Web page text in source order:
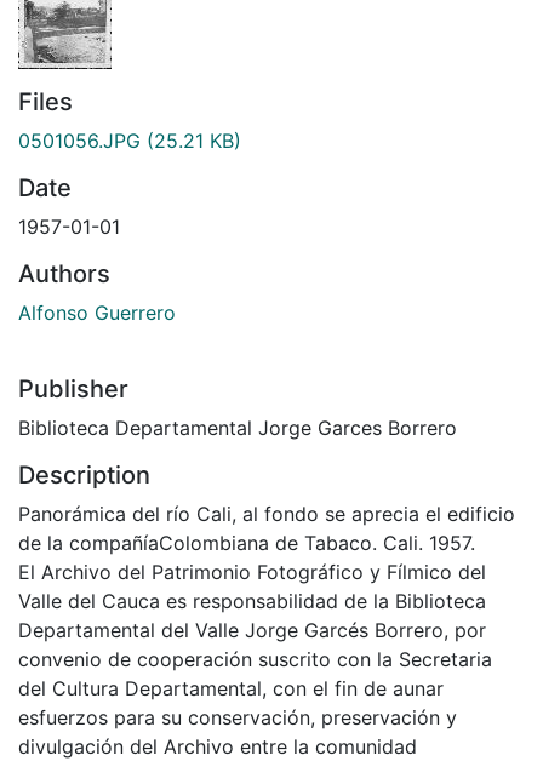
Files
0501056.JPG (25.21 KB)
Date
1957-01-01
Authors
Alfonso Guerrero
Publisher
Biblioteca Departamental Jorge Garces Borrero
Description
Panorámica del río Cali, al fondo se aprecia el edificio
de la compañíaColombiana de Tabaco. Cali. 1957.
El Archivo del Patrimonio Fotográfico y Fílmico del
Valle del Cauca es responsabilidad de la Biblioteca
Departamental del Valle Jorge Garcés Borrero, por
convenio de cooperación suscrito con la Secretaria
del Cultura Departamental, con el fin de aunar
esfuerzos para su conservación, preservación y
divulgación del Archivo entre la comunidad